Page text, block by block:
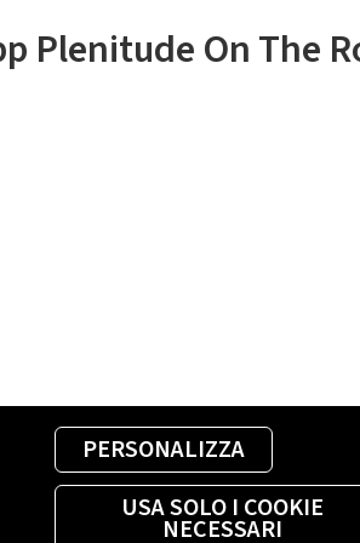
PERSONALIZZA
USA SOLO I COOKIE
NECESSARI
Plenitude On The